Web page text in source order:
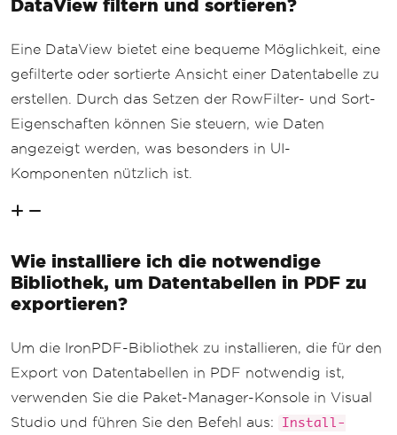
DataView filtern und sortieren?
Eine DataView bietet eine bequeme Möglichkeit, eine
gefilterte oder sortierte Ansicht einer Datentabelle zu
erstellen. Durch das Setzen der RowFilter- und Sort-
Eigenschaften können Sie steuern, wie Daten
angezeigt werden, was besonders in UI-
Komponenten nützlich ist.
Wie installiere ich die notwendige
Bibliothek, um Datentabellen in PDF zu
exportieren?
Um die IronPDF-Bibliothek zu installieren, die für den
Export von Datentabellen in PDF notwendig ist,
verwenden Sie die Paket-Manager-Konsole in Visual
Studio und führen Sie den Befehl aus:
Install-